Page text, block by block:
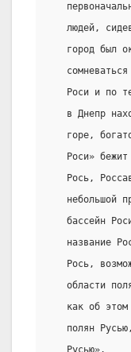
людей,
город был
Роси и по
в Днепр
горе,
Роси»
Рось,
небольшой
бассейн
название
Рось,
области
как об
полян
   Русью».